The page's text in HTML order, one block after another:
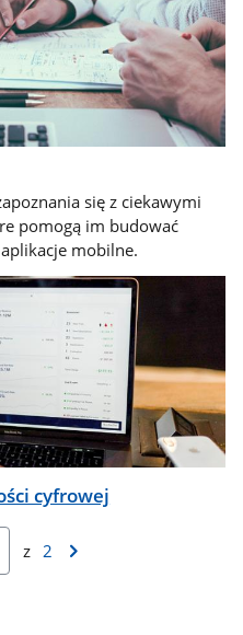
się z ciekawymi
pomogą im budować
mobilne.
cyfrowej
z 2